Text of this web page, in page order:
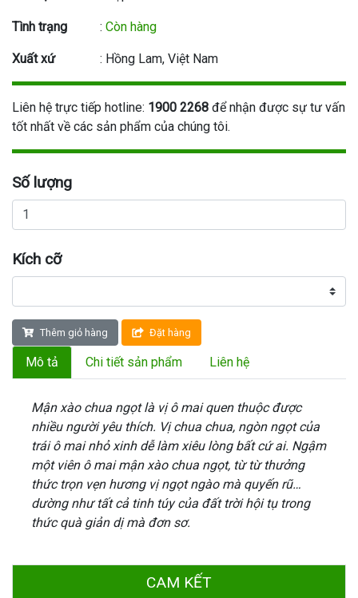
Tình trạng : Còn hàng
Xuất xứ : Hồng Lam, Việt Nam
Liên hệ trực tiếp hotline: 1900 2268 để nhận được sự tư vấn
tốt nhất về các sản phẩm của chúng tôi.
Số lượng
Kích cỡ
Thêm giỏ hàng Đặt hàng
Mô tả Chi tiết sản phẩm Liên hệ
Mận xào chua ngọt là vị ô mai quen thuộc được
nhiều người yêu thích. Vị chua chua, ngòn ngọt của
trái ô mai nhỏ xinh dễ làm xiêu lòng bất cứ ai. Ngậm
một viên ô mai mận xào chua ngọt, từ từ thưởng
thức trọn vẹn hương vị ngọt ngào mà quyến rũ…
dường như tất cả tinh túy của đất trời hội tụ trong
thức quà giản dị mà đơn sơ.
CAM KẾT